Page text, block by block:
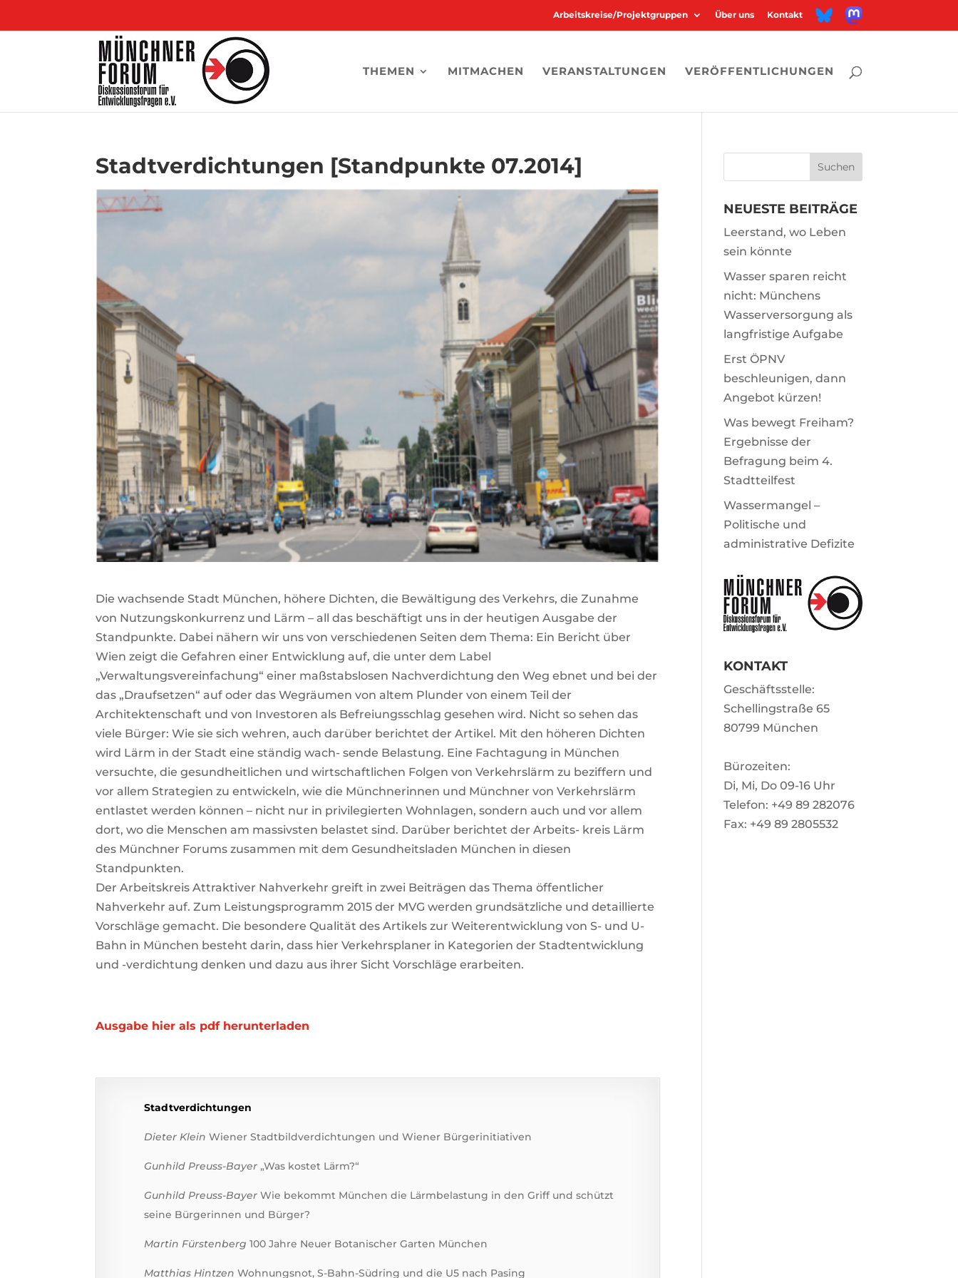
Arbeitskreise/Projektgruppen Über uns Kontakt
B
u
M
a
n
THEMEN MITMACHEN VERANSTALTUNGEN VERÖFFENTLICHUNGEN
Stadtverdichtungen [Standpunkte 07.2014]
Die wachsende Stadt München, höhere Dichten, die Bewältigung des Verkehrs, die Zunahme
von Nutzungskonkurrenz und Lärm – all das beschäftigt uns in der heutigen Ausgabe der
Standpunkte. Dabei nähern wir uns von verschiedenen Seiten dem Thema: Ein Bericht über
Wien zeigt die Gefahren einer Entwicklung auf, die unter dem Label
„Verwaltungsvereinfachung“ einer maßstabslosen Nachverdichtung den Weg ebnet und bei der
das „Draufsetzen“ auf oder das Wegräumen von altem Plunder von einem Teil der
Architektenschaft und von Investoren als Befreiungsschlag gesehen wird. Nicht so sehen das
viele Bürger: Wie sie sich wehren, auch darüber berichtet der Artikel. Mit den höheren Dichten
wird Lärm in der Stadt eine ständig wach- sende Belastung. Eine Fachtagung in München
versuchte, die gesundheitlichen und wirtschaftlichen Folgen von Verkehrslärm zu beziffern und
vor allem Strategien zu entwickeln, wie die Münchnerinnen und Münchner von Verkehrslärm
entlastet werden können – nicht nur in privilegierten Wohnlagen, sondern auch und vor allem
dort, wo die Menschen am massivsten belastet sind. Darüber berichtet der Arbeits- kreis Lärm
des Münchner Forums zusammen mit dem Gesundheitsladen München in diesen
Standpunkten.
Der Arbeitskreis Attraktiver Nahverkehr greift in zwei Beiträgen das Thema öffentlicher
Nahverkehr auf. Zum Leistungsprogramm 2015 der MVG werden grundsätzliche und detaillierte
Vorschläge gemacht. Die besondere Qualität des Artikels zur Weiterentwicklung von S- und U-
Bahn in München besteht darin, dass hier Verkehrsplaner in Kategorien der Stadtentwicklung
und -verdichtung denken und dazu aus ihrer Sicht Vorschläge erarbeiten.
Ausgabe hier als pdf herunterladen
Stadtverdichtungen
Dieter Klein Wiener Stadtbildverdichtungen und Wiener Bürgerinitiativen
Gunhild Preuss-Bayer „Was kostet Lärm?“
Gunhild Preuss-Bayer Wie bekommt München die Lärmbelastung in den Griff und schützt
seine Bürgerinnen und Bürger?
Martin Fürstenberg 100 Jahre Neuer Botanischer Garten München
Matthias Hintzen Wohnungsnot, S-Bahn-Südring und die U5 nach Pasing
NEUESTE BEITRÄGE
Leerstand, wo Leben
sein könnte
Wasser sparen reicht
nicht: Münchens
Wasserversorgung als
langfristige Aufgabe
Erst ÖPNV
beschleunigen, dann
Angebot kürzen!
Was bewegt Freiham?
Ergebnisse der
Befragung beim 4.
Stadtteilfest
Wassermangel –
Politische und
administrative Defizite
KONTAKT
Geschäftsstelle:
Schellingstraße 65
80799 München
Bürozeiten:
Di, Mi, Do 09-16 Uhr
Telefon: +49 89 282076
Fax: +49 89 2805532